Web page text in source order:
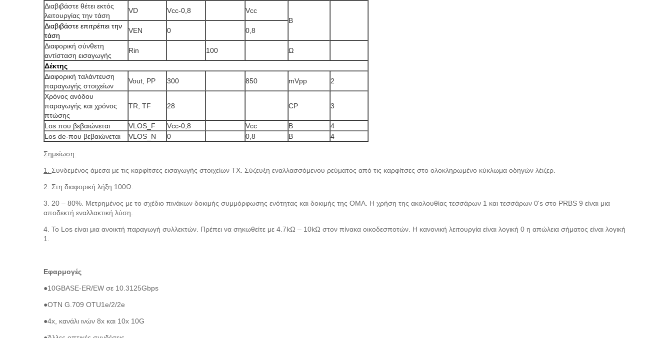
Διαβιβάστε θέτει εκτός
λειτουργίας την τάση
VD Vcc-0,8
Vcc
Β
Διαβιβάστε επιτρέπει την
τάση
VEN 0
0,8
Διαφορική σύνθετη
αντίσταση εισαγωγής
Rin 100
Ω
Δέκτης
Διαφορική ταλάντευση
παραγωγής στοιχείων
Vout, PP 300 850 mVpp
2
Χρόνος ανόδου
παραγωγής και χρόνος
πτώσης
TR, TF 28 CP 3
Los που βεβαιώνεται VLOS_F Vcc-0,8 Vcc Β
4
Los de-που βεβαιώνεται
VLOS_N 0 0,8 Β 4
Σημείωση:
1. Συνδεμένος άμεσα με τις καρφίτσες εισαγωγής στοιχείων TX. Σύζευξη εναλλασσόμενου ρεύματος από τις καρφίτσες στο ολοκληρωμένο κύκλωμα οδηγών λέιζερ.
2. Στη διαφορική λήξη 100Ω.
3. 20 – 80%. Μετρημένος με το σχέδιο πινάκων δοκιμής συμμόρφωσης ενότητας και δοκιμής της OMA. Η χρήση της ακολουθίας τεσσάρων 1 και τεσσάρων 0's στο PRBS 9 είναι μια
αποδεκτή εναλλακτική λύση.
4. Το Los είναι μια ανοικτή παραγωγή συλλεκτών. Πρέπει να σηκωθείτε με 4.7kΩ – 10kΩ στον πίνακα οικοδεσποτών. Η κανονική λειτουργία είναι λογική 0 η απώλεια σήματος είναι λογική
1.
Εφαρμογές
●10GBASE-ER/EW σε 10.3125Gbps
●OTN G.709 OTU1e/2/2e
●4x, κανάλι ινών 8x και 10x 10G